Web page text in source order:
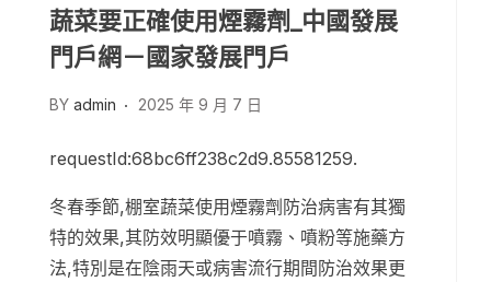
蔬菜要正確使用煙霧劑_中國發展
門戶網－國家發展門戶
BY admin 2025 年 9 月 7 日
requestId:68bc6ff238c2d9.85581259.
冬春季節,棚室蔬菜使用煙霧劑防治病害有其獨
特的效果,其防效明顯優于噴霧、噴粉等施藥方
法,特別是在陰雨天或病害流行期間防治效果更